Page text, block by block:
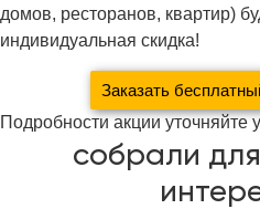
домов, ресторанов, квартир)
индивидуальная скидка!
Заказать
Подробности акции уточняйте
собрали